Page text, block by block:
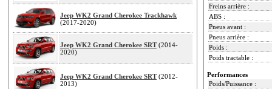
Jeep WK2 Grand Cherokee Trackhawk
(2017-2020)
Jeep WK2 Grand Cherokee SRT(2014-
2020)
Jeep WK2 Grand Cherokee SRT(2012-
2013)
Freins arrière :
ABS :
Pneus avant :
Pneus arrière :
Poids :
Poids tractable :
Performances
Poids/Puissance :